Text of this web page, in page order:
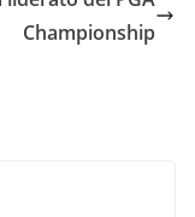
Championship